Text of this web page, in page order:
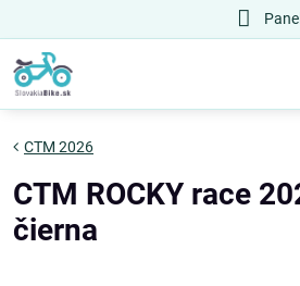
CTM 2026
CTM ROCKY race
čierna